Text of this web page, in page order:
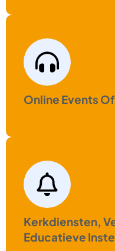
Online Events
Kerkdiensten,
Educatieve